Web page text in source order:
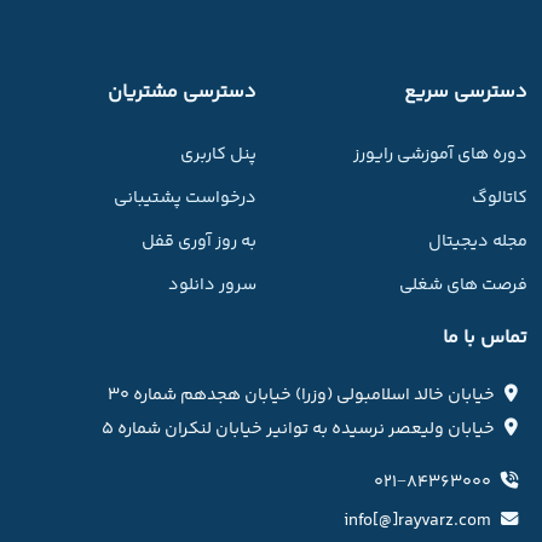
دسترسی سریع
دوره های آموزشی رایورز
کاتالوگ
مجله دیجیتال
فرصت های شغلی
دسترسی مشتریان
پنل کاربری
درخواست پشتیبانی
به روز آوری قفل
سرور دانلود
تماس با ما
خیابان خالد اسلامبولی (وزرا) خیابان هجدهم شماره ۳۰
خیابان ولیعصر نرسیده به توانیر خیابان لنکران شماره ۵
۰۲۱−۸۴۳۶۳۰۰۰
info[@]rayvarz.com